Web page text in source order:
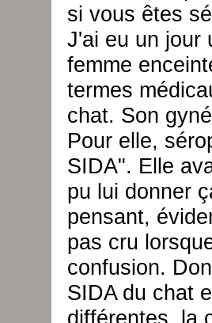
si vous êtes
J'ai eu un jour
femme
termes
chat. Son
Pour elle,
SIDA". Elle
pu lui donner
pensant,
pas cru
confusion.
SIDA du chat
différentes, la